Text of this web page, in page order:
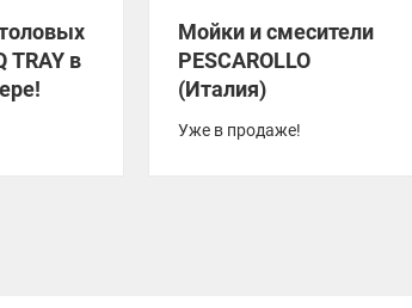
TRAY в
Мойки и смесители
PESCAROLLO
(Италия)
Уже в продаже!